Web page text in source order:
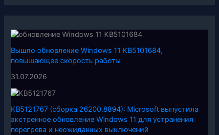
Вышло обновление Windows 11 KB5101684,
повышающее скорость работы
31.07.2026
KB5121767 (сборка 26200.8894): Microsoft выпустила
экстренное обновление Windows 11 для устранения
перегрева и неожиданных выключений